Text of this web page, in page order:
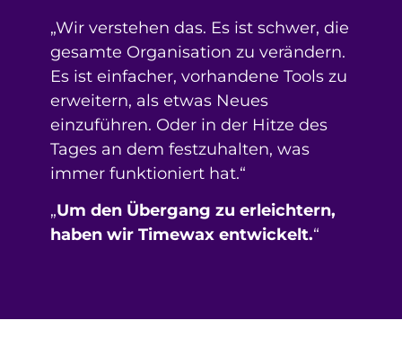
„Wir verstehen das. Es ist schwer, die
gesamte Organisation zu verändern.
Es ist einfacher, vorhandene Tools zu
erweitern, als etwas Neues
einzuführen. Oder in der Hitze des
Tages an dem festzuhalten, was
immer funktioniert hat.“
„Um den Übergang zu erleichtern,
haben wir Timewax entwickelt.“